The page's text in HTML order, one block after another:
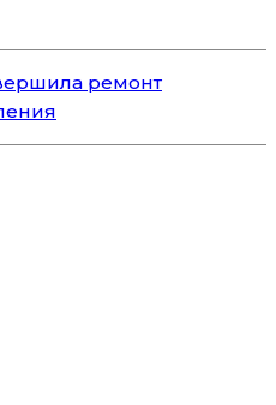
ремонт